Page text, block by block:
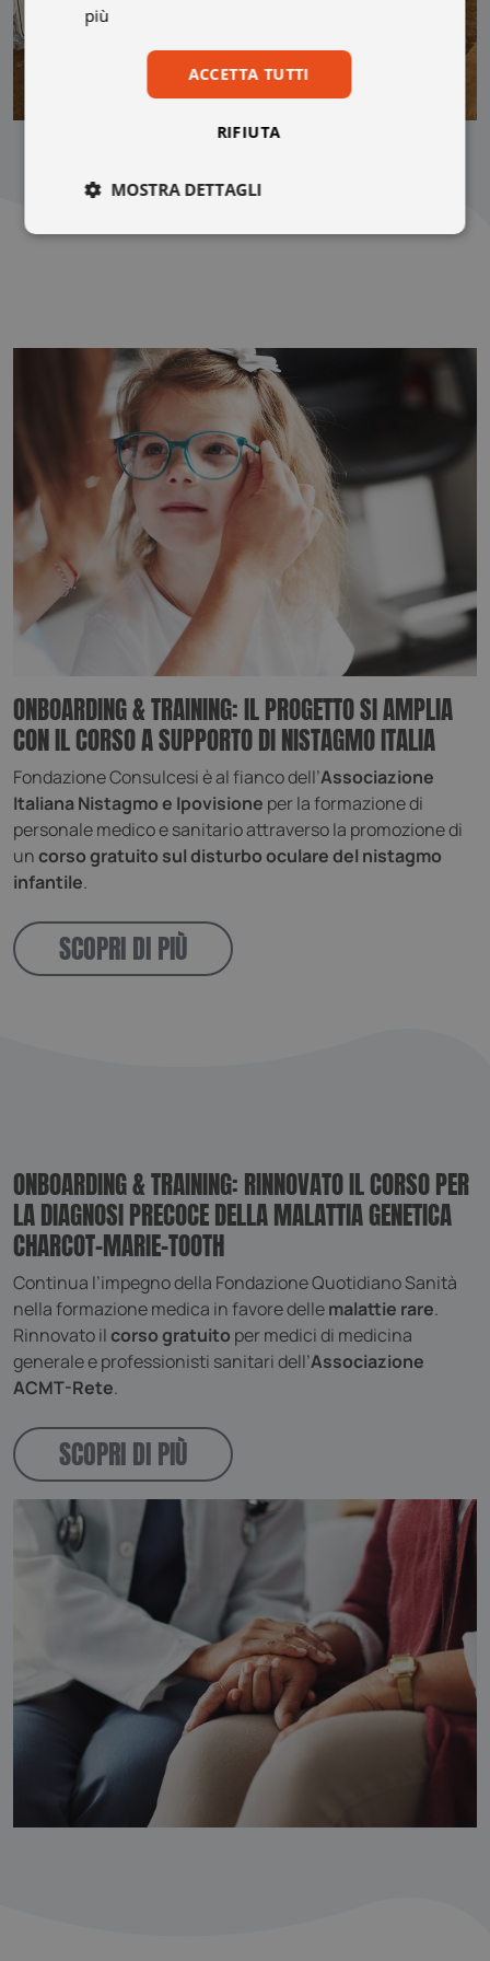
ONBOARDING & TRAINING: IL PROGETTO SI AMPLIA
CON IL CORSO A SUPPORTO DI NISTAGMO ITALIA
Fondazione Consulcesi è al fianco dell’Associazione
Italiana Nistagmo e Ipovisione per la formazione di
personale medico e sanitario attraverso la promozione di
uncorso gratuito sul disturbo oculare del nistagmo
infantile.
SCOPRI DI PIÙ
ONBOARDING & TRAINING: RINNOVATO IL CORSO PER
LA DIAGNOSI PRECOCE DELLA MALATTIA GENETICA
CHARCOT-MARIE-TOOTH
Continua l’impegno della Fondazione Quotidiano Sanità
nella formazione medica in favore dellemalattie rare.
Rinnovato ilcorso gratuito per medici di medicina
generale e professionisti sanitari dell’Associazione
ACMT-Rete.
SCOPRI DI PIÙ
più
ACCETTA TUTTI
RIFIUTA
MOSTRA DETTAGLI
Necessari Statistici Marketing
Necessari Statistici
Marketing
Preferenze
Non classificati
I cookie necessari contribuiscono a rendere fruibile il
sito web abilitandone funzionalità di base quali la
navigazione sulle pagine e l'accesso alle aree
protette del sito. Il sito web non è in grado di
funzionare correttamente senza questi cookie.
/ Dominio
VISITOR_PRIVACY_METADATA
.youtube.com
.fondazionequotidianosanita.org